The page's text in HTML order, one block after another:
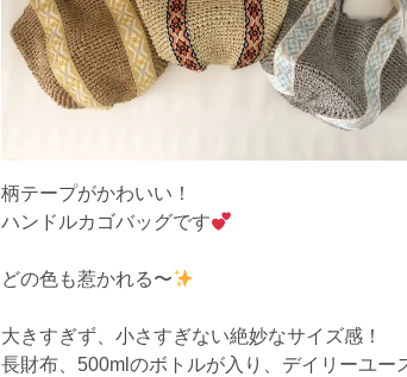
柄テープがかわいい！
ハンドルカゴバッグです
どの色も惹かれる〜
大きすぎず、小さすぎない絶妙なサイズ感！
長財布、500mlのボトルが入り、デイリーユー